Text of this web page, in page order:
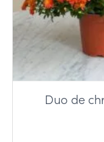
Duo de